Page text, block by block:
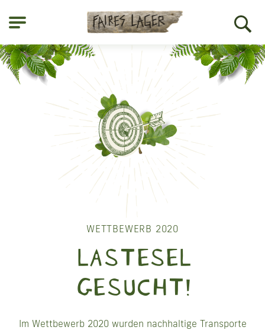
WETTBEWERB
FAIRES LAGER
COMPOST
COLLECTIVE CAMP
WERKZEUGE
MITMACHEN
WETTBEWERB 2020
LASTESEL
GESUCHT!
Im Wettbewerb 2020 wurden nachhaltige Transporte